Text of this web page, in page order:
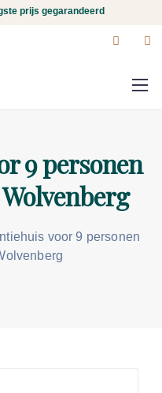
prijs gegarandeerd
9 personen
voor 9 personen